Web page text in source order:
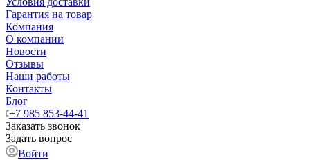
Гарантия на товар
Компания
О компании
Новости
Отзывы
Наши работы
Контакты
Блог
+7 985 853-44-41
Заказать звонок
Задать вопрос
Войти